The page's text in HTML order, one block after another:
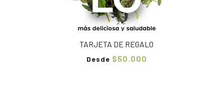
TARJETA DE REGALO
Desde $50.000